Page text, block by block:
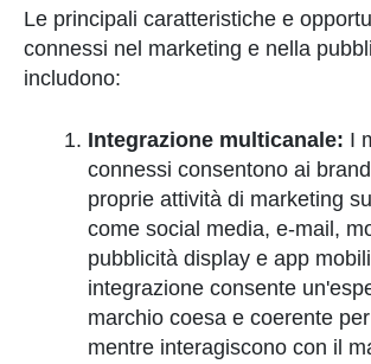
Le principali caratteristiche e
connessi nel marketing e nella
includono:
Integrazione multicanale: I
connessi consentono ai
proprie attività di marketing
come social media, e-mail,
pubblicità display e app
integrazione consente
marchio coesa e coerente
mentre interagiscono con il